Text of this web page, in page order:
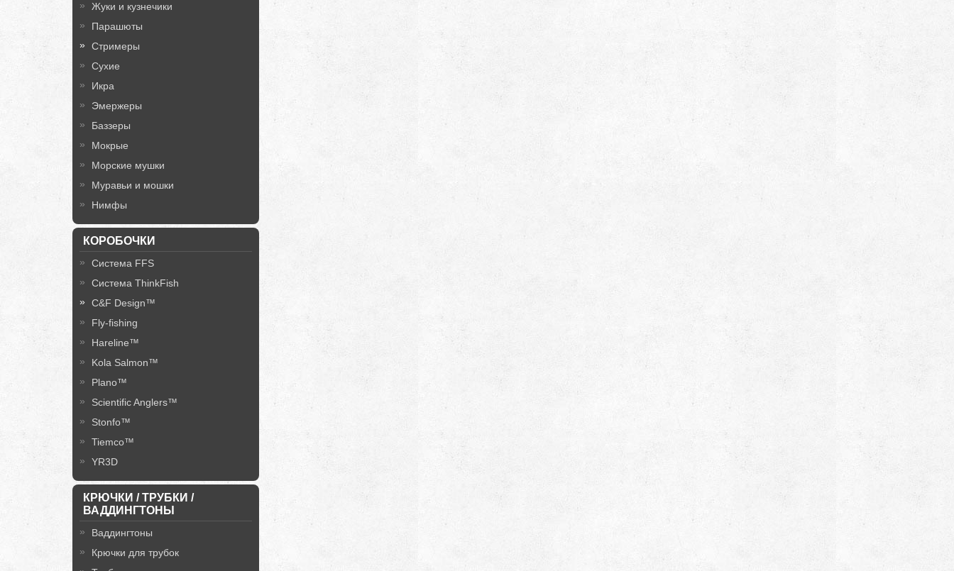
Жуки и кузнечики
Парашюты
Стримеры
Сухие
Икра
Эмержеры
Баззеры
Мокрые
Морские мушки
Муравьи и мошки
Нимфы
КОРОБОЧКИ
Система FFS
Система ThinkFish
C&F Design™
Fly-fishing
Hareline™
Kola Salmon™
Plano™
Scientific Anglers™
Stonfo™
Tiemco™
YR3D
КРЮЧКИ / ТРУБКИ /
ВАДДИНГТОНЫ
Ваддингтоны
Крючки для трубок